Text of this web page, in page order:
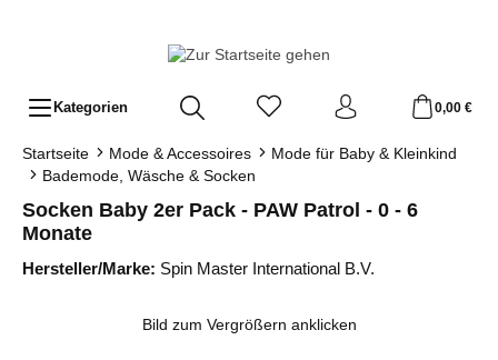
Kategorien 0,00 €
Startseite Mode & Accessoires
Mode für Baby & Kleinkind
Bademode, Wäsche & Socken
Socken Baby 2er Pack - PAW Patrol - 0 - 6
Monate
Hersteller/Marke: Spin Master International B.V.
Bild zum Vergrößern anklicken